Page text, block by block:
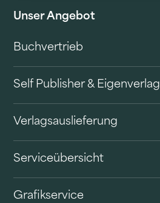
Unser Angebot
Buchvertrieb
Self Publisher & Eigenverlag
Verlagsauslieferung
Serviceübersicht
Grafikservice